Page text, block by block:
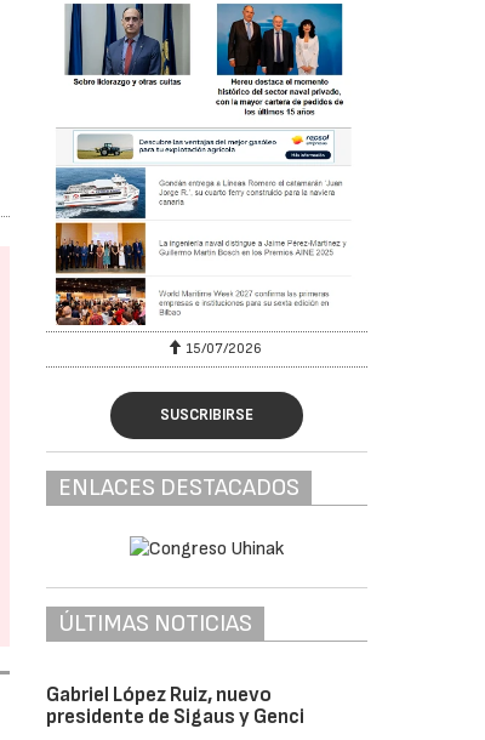
15/07/2026
SUSCRIBIRSE
ENLACES DESTACADOS
ÚLTIMAS NOTICIAS
Gabriel López Ruiz, nuevo
presidente de Sigaus y Genci